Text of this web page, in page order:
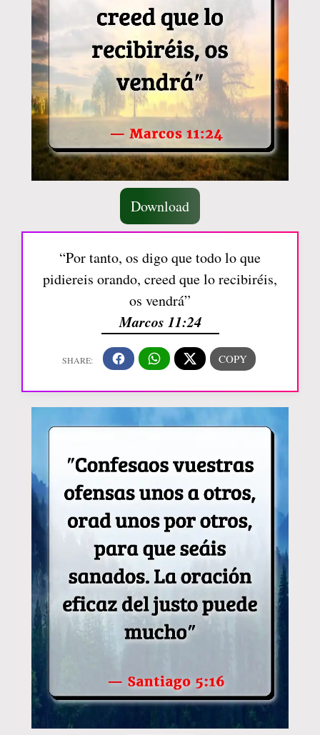
Download
“Por tanto, os digo que todo lo que
pidiereis orando, creed que lo recibiréis,
os vendrá”
Marcos 11:24